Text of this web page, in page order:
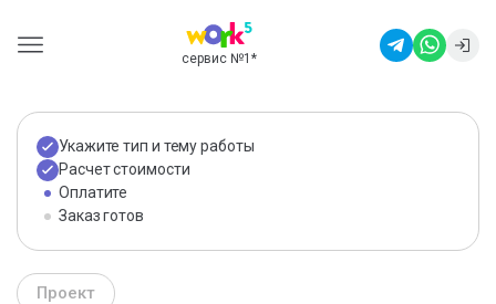
сервис №1 *
Укажите тип и тему работы
Расчет стоимости
Оплатите
Заказ готов
Проект